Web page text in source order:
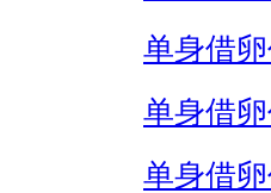
单身借
单身借
单身借